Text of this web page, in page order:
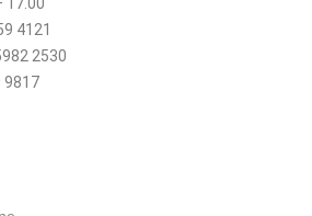
4121
2530
9817